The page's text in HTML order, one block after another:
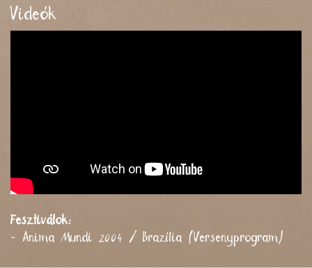
Videók
Fesztiválok:
- Anima Mundi 2004 / Brazília (Versenyprogram)